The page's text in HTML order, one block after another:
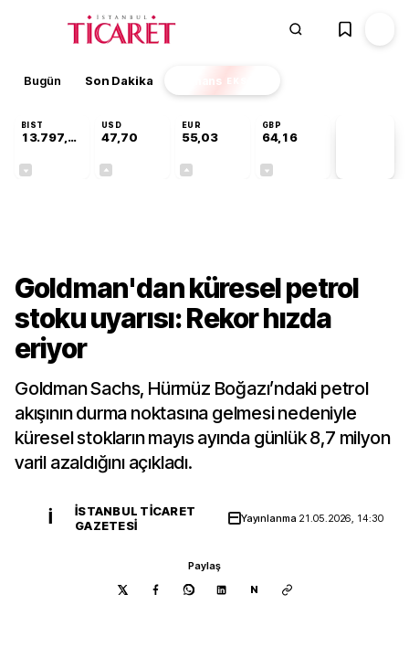
Bugün Son Dakika Finans EKSTRA
BIST
13.797,87
USD
47,70
EUR
55,03
GBP
64,16
Goldman'dan küresel petrol
stoku uyarısı: Rekor hızda
eriyor
Goldman Sachs, Hürmüz Boğazı’ndaki petrol
akışının durma noktasına gelmesi nedeniyle
küresel stokların mayıs ayında günlük 8,7 milyon
varil azaldığını açıkladı.
İ
İSTANBUL TICARET
GAZETESI
Yayınlanma 21.05.2026, 14:30
Paylaş
N